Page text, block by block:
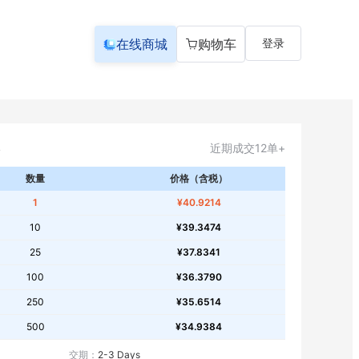
在线商城 购物车 登录
近期成交12单+
数量
价格（含税）
1
¥40.9214
10 ¥39.3474
25 ¥37.8341
100 ¥36.3790
250 ¥35.6514
500 ¥34.9384
交期： 2-3 Days